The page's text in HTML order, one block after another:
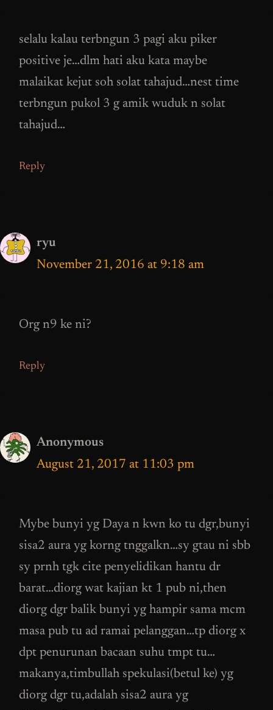
selalu kalau terbngun 3 pagi aku piker
positive je…dlm hati aku kata maybe
malaikat kejut soh solat tahajud…nest time
terbngun pukol 3 g amik wuduk n solat
tahajud…
Reply
ryu
November 21, 2016 at 9:18 am
Org n9 ke ni?
Reply
Anonymous
August 21, 2017 at 11:03 pm
Mybe bunyi yg Daya n kwn ko tu dgr,bunyi
sisa2 aura yg korng tnggalkn…sy gtau ni sbb
sy prnh tgk cite penyelidikan hantu dr
barat…diorg wat kajian kt 1 pub ni,then
diorg dgr balik bunyi yg hampir sama mcm
masa pub tu ad ramai pelanggan…tp diorg x
dpt penurunan bacaan suhu tmpt tu…
makanya,timbullah spekulasi(betul ke) yg
diorg dgr tu,adalah sisa2 aura yg